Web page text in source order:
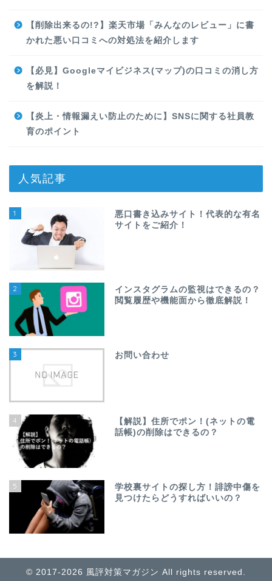
【削除出来るの!?】楽天市場「みんなのレビュー」に書
かれた悪い口コミへの対処法を紹介します
【必見】Googleマイビジネス(マップ)の口コミの消し方
を解説！
【炎上・情報漏えい防止のために】SNSに関する社員教
育のポイント
人気記事
1
悪口書き込みサイト！代表的な有名
サイトをご紹介！
2
インスタグラムの監視はできるの？
閲覧履歴や機能面から徹底解説！
3 お問い合わせ
4
【解説】住所でポン！(ネットの電
話帳)の削除はできるの？
5
学校裏サイトの探し方！誹謗中傷を
見つけたらどうすればいいの？
© 2017-2026 風評対策マガジン All rights reserved.